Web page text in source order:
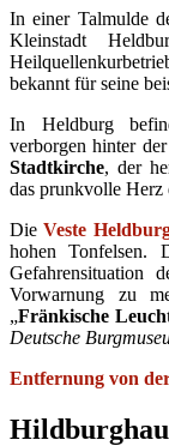
In einer Talmulde
Kleinstadt
bekannt für seine
In Heldburg
verborgen hinter
Stadtkirche, der
das prunkvolle Herz
DieVeste
hohen Tonfelsen.
Gefahrensituation
Vorwarnung zu
„Fränkische
Deutsche
Entfernung von